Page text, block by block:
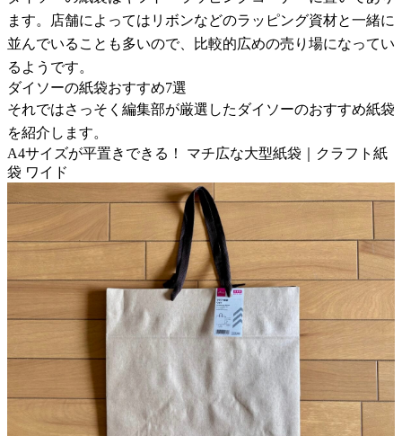
ます。店舗によってはリボンなどのラッピング資材と一緒に
並んでいることも多いので、比較的広めの売り場になってい
るようです。
ダイソーの紙袋おすすめ7選
それではさっそく編集部が厳選したダイソーのおすすめ紙袋
を紹介します。
A4サイズが平置きできる！ マチ広な大型紙袋｜クラフト紙
袋 ワイド